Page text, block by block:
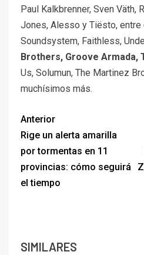
Paul Kalkbrenner, Sven Väth,
Jones, Alesso y Tiësto, entre
Soundsystem, Faithless,
Brothers, Groove Armada,
Us, Solumun, The Martinez
muchísimos más.
Anterior
Rige un alerta amarilla
por tormentas en 11
provincias: cómo seguirá
el tiempo
SIMILARES